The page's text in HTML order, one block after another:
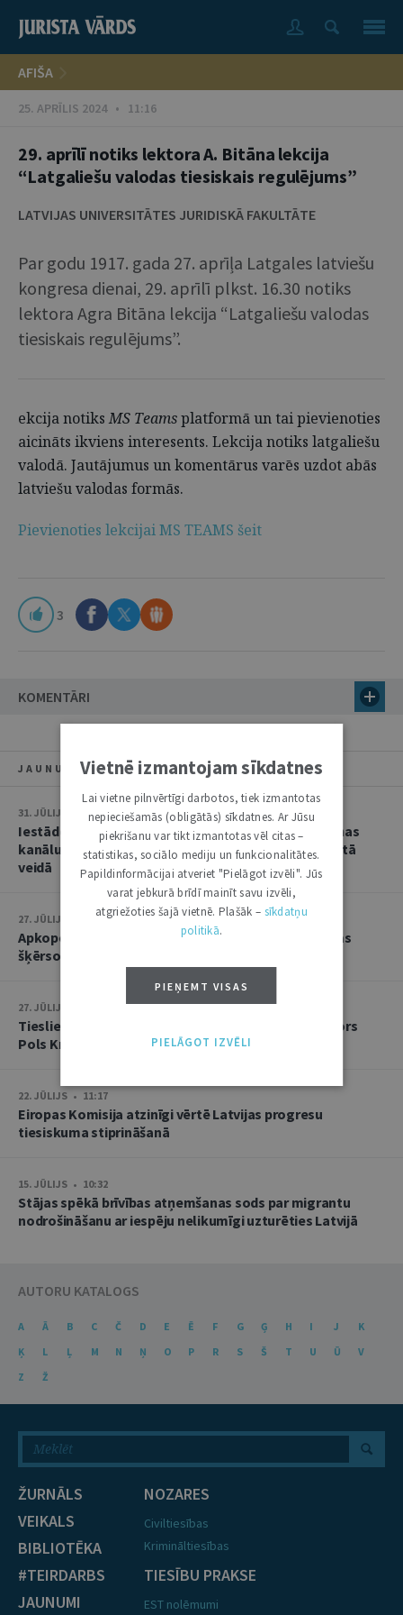
AFIŠA
25. APRĪLIS 2024 • 11:16
29. aprīlī notiks lektora A. Bitāna lekcija
“Latgaliešu valodas tiesiskais regulējums”
LATVIJAS UNIVERSITĀTES JURIDISKĀ FAKULTĀTE
Par godu 1917. gada 27. aprīļa Latgales latviešu
kongresa dienai, 29. aprīlī plkst. 16.30 notiks
lektora Agra Bitāna lekcija “Latgaliešu valodas
tiesiskais regulējums”.
ekcija notiksMS Teamsplatformā un tai pievienoties
aicināts ikviens interesents. Lekcija notiks latgaliešu
valodā. Jautājumus un komentārus varēs uzdot abās
latviešu valodas formās.
Pievienoties lekcijai MS TEAMS šeit
3
KOMENTĀRI
JAUNUMI
31. JŪLIJS • 08:46
Iestāde nevar bez brīdinājuma mainīt oficiālās saziņas
kanālu, ja persona lūgusi turpināt sazināties noteiktā
veidā
27. JŪLIJS • 15:10
Apkopota tiesu prakse lietās par nelikumīgu robežas
šķērsošanu un personu nelikumīgu pārvietošanu
27. JŪLIJS • 14:53
Tieslietu akadēmijā ar vieslekciju uzstāsies profesors
Pols Kreigs
22. JŪLIJS • 11:17
Eiropas Komisija atzinīgi vērtē Latvijas progresu
tiesiskuma stiprināšanā
15. JŪLIJS • 10:32
Stājas spēkā brīvības atņemšanas sods par migrantu
nodrošināšanu ar iespēju nelikumīgi uzturēties Latvijā
AUTORU KATALOGS
A Ā B C Č D E Ē F G Ģ H I J
K
Ķ
L Ļ M N Ņ O P R S Š T U Ū
V
Z
Ž
ŽURNĀLS
VEIKALS
BIBLIOTĒKA
#TEIRDARBS
JAUNUMI
NOZARES
Civiltiesības
Krimināltiesības
TIESĪBU PRAKSE
EST nolēmumi
Vietnē izmantojam sīkdatnes
Lai vietne pilnvērtīgi darbotos, tiek izmantotas
nepieciešamās (obligātās) sīkdatnes. Ar Jūsu
piekrišanu var tikt izmantotas vēl citas –
statistikas, sociālo mediju un funkcionalitātes.
Papildinformācijai atveriet "Pielāgot izvēli". Jūs
varat jebkurā brīdī mainīt savu izvēli,
atgriežoties šajā vietnē. Plašāk – sīkdatņu
politikā.
PIEŅEMT VISAS
PIELĀGOT IZVĒLI